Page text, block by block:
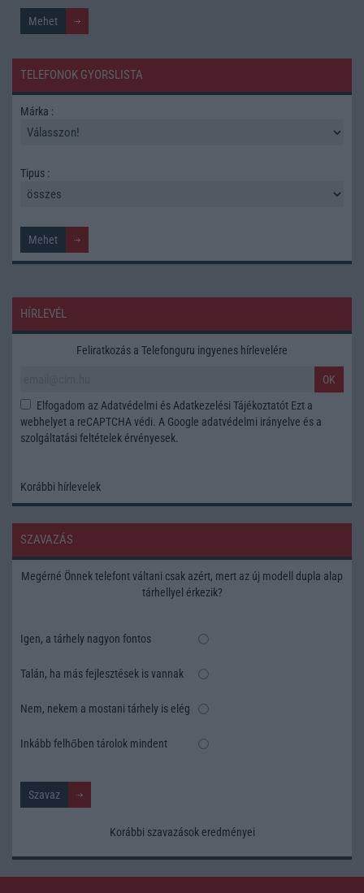
TELEFONOK GYORSLISTA
Márka :
Tipus :
HÍRLEVÉL
Feliratkozás a Telefonguru ingyenes hírlevelére
OK
Elfogadom azAdatvédelmi és Adatkezelési Tájékoztatót Ezt a
webhelyet a reCAPTCHA védi. A Google adatvédelmi irányelve és a
szolgáltatási feltételek érvényesek.
Korábbi hírlevelek
SZAVAZÁS
Megérné Önnek telefont váltani csak azért, mert az új modell dupla alap
tárhellyel érkezik?
Igen, a tárhely nagyon fontos
Talán, ha más fejlesztések is vannak
Nem, nekem a mostani tárhely is elég
Inkább felhőben tárolok mindent
Korábbi szavazások eredményei